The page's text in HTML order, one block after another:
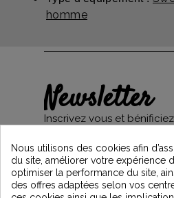
homme
Newsletter
Inscrivez vous et
et restez informés des
Vintage Motors
Nous utilisons des cookies afin
du site, améliorer votre expérience
optimiser la performance du site,
des offres adaptées selon vos